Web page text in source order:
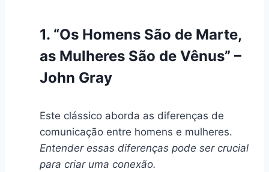
1. “Os Homens São de Marte,
as Mulheres São de Vênus” –
John Gray
Este clássico aborda as diferenças de
comunicação entre homens e mulheres.
Entender essas diferenças pode ser crucial
para criar uma conexão.